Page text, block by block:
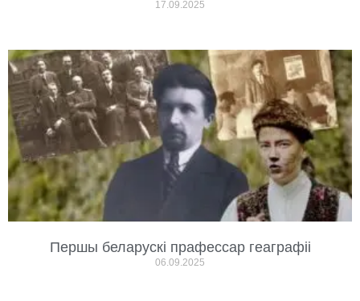
17.09.2025
Першы беларускі прафессар геаграфіі
06.09.2025